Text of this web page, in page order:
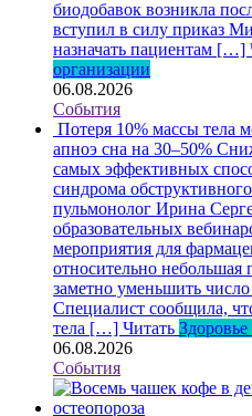
биодобавок возникла
вступил в силу приказ
назначать пациентам […]
организации
06.08.2026
События
Потеря 10% массы тела
апноэ сна на 30–50%
самых эффективных
синдрома
пульмонолог Ирина
образовательных
мероприятия для
относительно небольшая
заметно уменьшить
Специалист сообщила,
тела […] Читать
06.08.2026
События